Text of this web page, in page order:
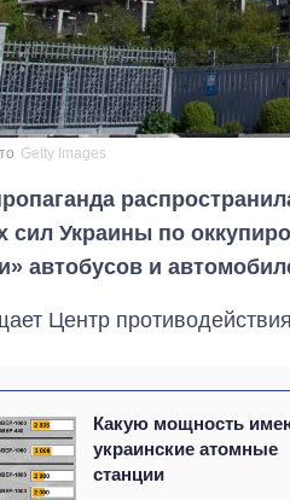
Getty Images
сил Украины по
автобусов и
Центр
Какую мощность
украинские атомные
станции